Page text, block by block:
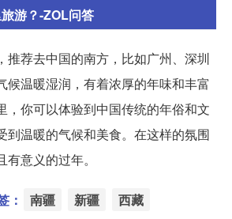
游？-ZOL问答
推荐去中国的南方，比如广州、深圳
候温暖湿润，有着浓厚的年味和丰富
，你可以体验到中国传统的年俗和文
到温暖的气候和美食。在这样的氛围
意义的过年。
： 南疆 新疆 西藏